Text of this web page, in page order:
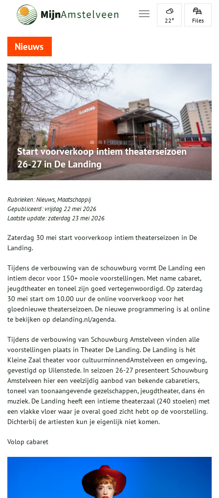
Toggle navigation
22° Files
Nieuws
Start voorverkoop intiem theaterseizoen
26-27 in De Landing
Rubrieken:Nieuws,Maatschappij
Gepubliceerd:vrijdag 22 mei 2026
Laatste update:zaterdag 23 mei 2026
Zaterdag 30 mei start voorverkoop intiem theaterseizoen in De
Landing.
Tijdens de verbouwing van de schouwburg vormt De Landing een
intiem decor voor 150+ mooie voorstellingen. Met name cabaret,
jeugdtheater en toneel zijn goed vertegenwoordigd. Op zaterdag
30 mei start om 10.00 uur de online voorverkoop voor het
gloednieuwe theaterseizoen. De nieuwe programmering is al online
te bekijken op delanding.nl/agenda.
Tijdens de verbouwing van Schouwburg Amstelveen vinden alle
voorstellingen plaats in Theater De Landing. De Landing is hèt
Kleine Zaal theater voor cultuurminnendAmstelveen en omgeving,
gevestigd op Uilenstede. In seizoen 26-27 presenteert Schouwburg
Amstelveen hier een veelzijdig aanbod van bekende cabaretiers,
toneel van toonaangevende gezelschappen, jeugdtheater, dans én
muziek. De Landing heeft een intieme theaterzaal (240 stoelen) met
een vlakke vloer waar je overal goed zicht hebt op de voorstelling.
Dichterbij de artiesten kun je eigenlijk niet komen.
Volop cabaret